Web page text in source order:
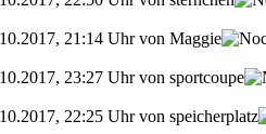
21:14 Uhr von Maggie
23:27 Uhr von sportcoupe
22:25 Uhr von speicherplatz